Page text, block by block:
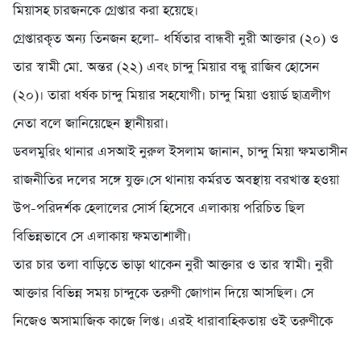
মিয়াসহ চারজনকে গ্রেপ্তার করা হয়েছে।
গ্রেপ্তারকৃত অন্য তিনজন হলো- ধর্ষিতার বান্ধবী নুরী আক্তার (২০) ও
তার স্বামী মো. অন্তর (২২) এবং চান্দু মিয়ার বন্ধু রাজিব হোসেন
(২০)। তারা ধর্ষক চান্দু মিয়ার সহযোগী। চান্দু মিয়া ওয়ার্ড ছাত্রলীগ
নেতা বলে জানিয়েছেন স্থানীয়রা।
ডবলমুরিং থানার এসআই নুরুল ইসলাম জানান, চান্দু মিয়া ক্ষমতাসীন
রাজনীতির দলের সঙ্গে যুক্ত।সে থানায় কর্মরত অবস্থায় বরখাস্ত হওয়া
উপ-পরিদর্শক হেলালের সোর্স হিসেবে এলাকায় পরিচিত ছিল
বিভিন্নভাবে সে এলাকায় ক্ষমতাশালী।
তার চার তলা বাড়িতে ভাড়া থাকেন নুরী আক্তার ও তার স্বামী। নুরী
আক্তার বিভিন্ন সময় চান্দুকে তরুণী জোগান দিয়ে আসছিল। সে
নিজেও অসামাজিক কাজে লিপ্ত। এরই ধারাবাহিকতায় ওই তরুণীকে